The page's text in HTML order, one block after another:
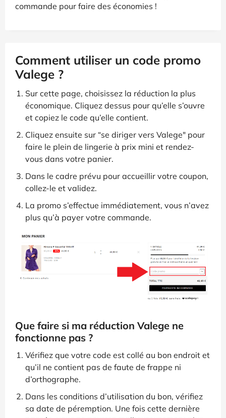
commande pour faire des économies !
Comment utiliser un code promo
Valege ?
Sur cette page, choisissez la réduction la plus
économique. Cliquez dessus pour qu’elle s’ouvre
et copiez le code qu’elle contient.
Cliquez ensuite sur “se diriger vers Valege" pour
faire le plein de lingerie à prix mini et rendez-
vous dans votre panier.
Dans le cadre prévu pour accueillir votre coupon,
collez-le et validez.
La promo s’effectue immédiatement, vous n’avez
plus qu’à payer votre commande.
Que faire si ma réduction Valege ne
fonctionne pas ?
Vérifiez que votre code est collé au bon endroit et
qu’il ne contient pas de faute de frappe ni
d’orthographe.
Dans les conditions d’utilisation du bon, vérifiez
sa date de péremption. Une fois cette dernière